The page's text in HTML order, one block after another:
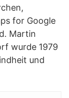
for Google
Martin
wurde 1979
und